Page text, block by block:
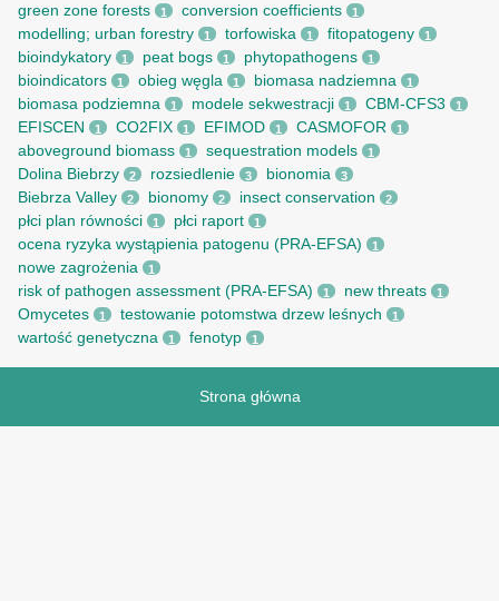
green zone forests 1 conversion coefficients 1
modelling; urban forestry 1 torfowiska 1 fitopatogeny 1
bioindykatory 1 peat bogs 1 phytopathogens 1
bioindicators 1 obieg węgla 1 biomasa nadziemna 1
biomasa podziemna 1 modele sekwestracji 1 CBM-CFS3 1
EFISCEN 1 CO2FIX 1 EFIMOD 1 CASMOFOR 1
aboveground biomass 1 sequestration models 1
Dolina Biebrzy 2 rozsiedlenie 3 bionomia 3
Biebrza Valley 2 bionomy 2 insect conservation 2
płci plan równości 1 płci raport 1
ocena ryzyka wystąpienia patogenu (PRA-EFSA) 1
nowe zagrożenia 1
risk of pathogen assessment (PRA-EFSA) 1 new threats 1
Omycetes 1 testowanie potomstwa drzew leśnych 1
wartość genetyczna 1 fenotyp 1
Strona główna